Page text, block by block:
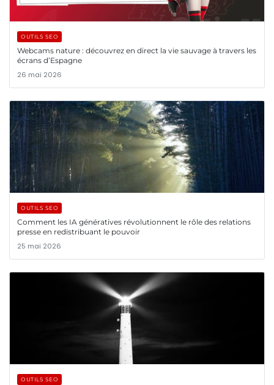
OUTILS SEO
Webcams nature : découvrez en direct la vie sauvage à travers les
écrans d’Espagne
26 mai 2026
OUTILS SEO
Comment les IA génératives révolutionnent le rôle des relations
presse en redistribuant le pouvoir
25 mai 2026
OUTILS SEO